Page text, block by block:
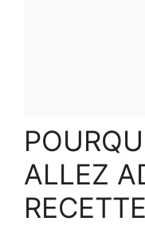
ALLEZ
RECETTE